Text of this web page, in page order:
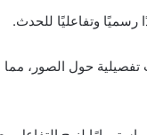
رسميًا وتفاعليًا للحدث.
حول الصور،